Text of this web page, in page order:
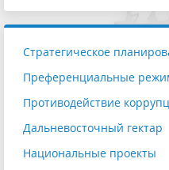
Стратегическое
Преференциальные
Противодействие
Дальневосточный гектар
Национальные проекты